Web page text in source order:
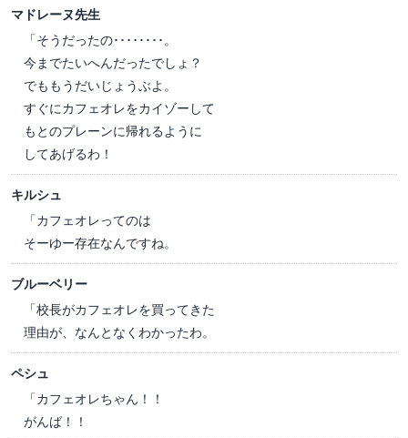
マドレーヌ先生
「そうだったの････････。
今までたいへんだったでしょ？
でももうだいじょうぶよ。
すぐにカフェオレをカイゾーして
もとのプレーンに帰れるように
してあげるわ！
キルシュ
「カフェオレってのは
そーゆー存在なんですね。
ブルーベリー
「校長がカフェオレを買ってきた
理由が、なんとなくわかったわ。
ペシュ
「カフェオレちゃん！！
がんば！！